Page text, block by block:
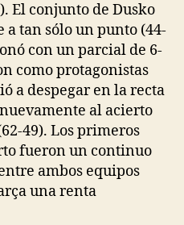
El conjunto de Dusko
tan sólo un punto (44-
con un parcial de 6-
como protagonistas
a despegar en la recta
al acierto
49). Los primeros
fueron un continuo
ambos equipos
una renta